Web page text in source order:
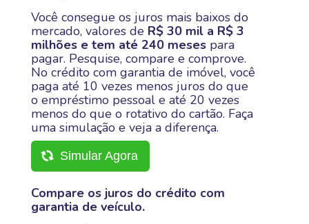
Você consegue os juros mais baixos do
mercado, valores de R$ 30 mil a R$ 3
milhões e tem até 240 meses para
pagar. Pesquise, compare e comprove.
No crédito com garantia de imóvel, você
paga até 10 vezes menos juros do que
o empréstimo pessoal e até 20 vezes
menos do que o rotativo do cartão. Faça
uma simulação e veja a diferença.
Simular Agora
Compare os juros do crédito com
garantia de veículo.